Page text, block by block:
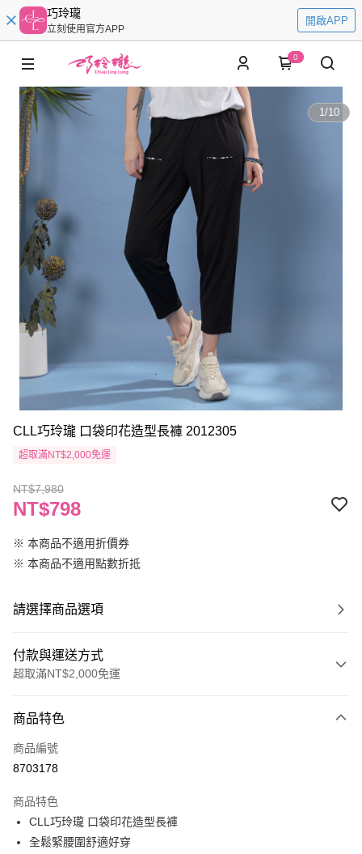
巧玲瓏
立刻使用官方APP
開啟APP
0
1/10
CLL巧玲瓏 口袋印花造型長褲 2012305
超取滿NT$2,000免運
NT$7,980
NT$798
※ 本商品不適用折價券
※ 本商品不適用點數折抵
請選擇商品選項
付款與運送方式
超取滿NT$2,000免運
信用卡一次付款
信用卡分期付款
合作金庫商業銀行
華南商業銀行
上海商業儲蓄銀行
超商取貨付款
LINE Pay
商品特色
商品編號
8703178
商品特色
CLL巧玲瓏 口袋印花造型長褲
全鬆緊腰圍舒適好穿